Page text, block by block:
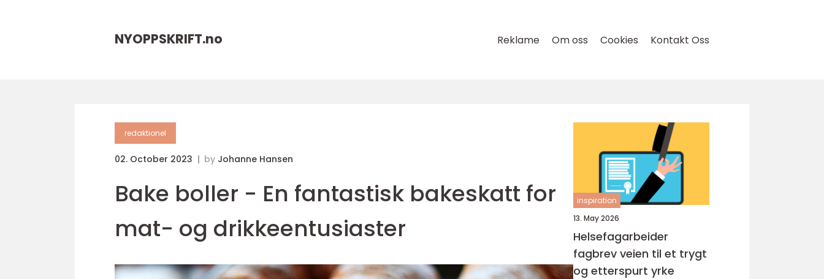
NYOPPSKRIFT.no Reklame Om oss Cookies Kontakt Oss
redaktionel
02. October 2023 by Johanne Hansen
Bake boller - En fantastisk bakeskatt for
mat- og drikkeentusiaster
inspiration
13. May 2026
Helsefagarbeider
fagbrev veien til et trygt
og etterspurt yrke